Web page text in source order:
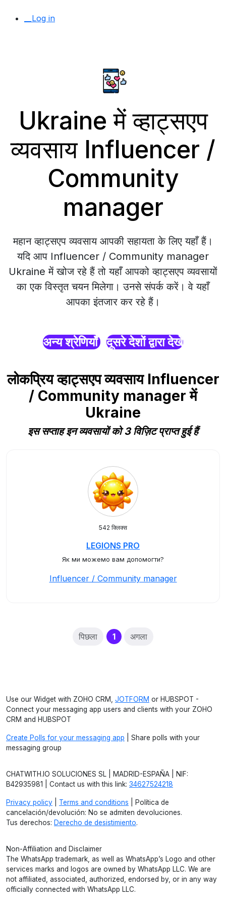
__Log in
Ukraine में व्हाट्सएप
व्यवसाय Influencer /
Community
manager
महान व्हाट्सएप व्यवसाय आपकी सहायता के लिए यहाँ हैं।
यदि आप Influencer / Community manager
Ukraine में खोज रहे हैं तो यहाँ आपको व्हाट्सएप व्यवसायों
का एक विस्तृत चयन मिलेगा। उनसे संपर्क करें। वे यहाँ
आपका इंतजार कर रहे हैं।
अन्य श्रेणियाँ दूसरे देशों द्वारा देखें
लोकप्रिय व्हाट्सएप व्यवसाय Influencer
/ Community manager में
Ukraine
इस सप्ताह इन व्यवसायों को 3 विज़िट प्राप्त हुई हैं
542 क्लिक्स
LEGIONS PRO
Як ми можемо вам допомогти?
Influencer / Community manager
पिछला 1(current)
अगला
Use our Widget with ZOHO CRM, JOTFORM or HUBSPOT -
Connect your messaging app users and clients with your ZOHO
CRM and HUBSPOT
Create Polls for your messaging app | Share polls with your
messaging group
CHATWITH.IO SOLUCIONES SL | MADRID-ESPAÑA | NIF:
B42935981 | Contact us with this link: 34627524218
Privacy policy Terms and conditions | Política de
cancelación/devolución: No se admiten devoluciones.
Tus derechos: Derecho de desistimiento.
Non-Affiliation and Disclaimer
The WhatsApp trademark, as well as WhatsApp’s Logo and other
services marks and logos are owned by WhatsApp LLC. We are
not affiliated, associated, authorized, endorsed by, or in any way
officially connected with WhatsApp LLC.